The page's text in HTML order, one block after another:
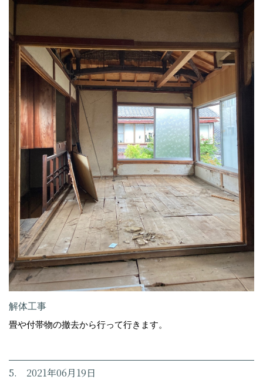
解体工事
畳や付帯物の撤去から行って行きます。
5. 2021年06月19日